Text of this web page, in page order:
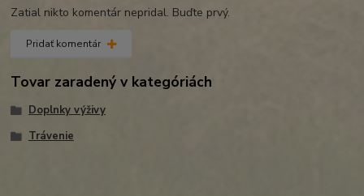
Zatial nikto komentár nepridal. Buďte prvý.
Pridať komentár
Tovar zaradený v kategóriách
Doplnky výživy
Trávenie